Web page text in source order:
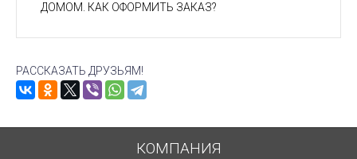
ДОМОМ. КАК ОФОРМИТЬ ЗАКАЗ?
РАССКАЗАТЬ ДРУЗЬЯМ!
КОМПАНИЯ